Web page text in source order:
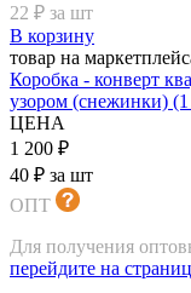
22 ₽ за шт
В корзину
товар на
Коробка - конверт
узором (снежинки)
ЦЕНА
1 200 ₽
40 ₽ за шт
ОПТ
Для получения
перейдите на